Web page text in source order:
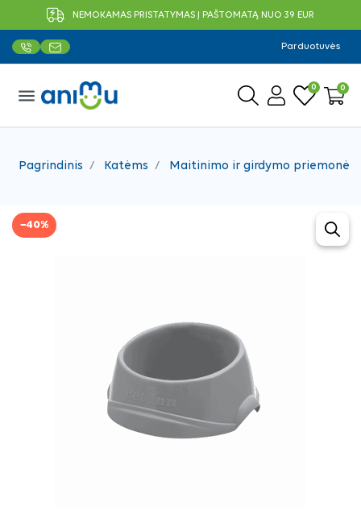
NEMOKAMAS PRISTATYMAS Į PAŠTOMATĄ NUO 39 EUR
Parduotuvės
menu 0 0
Pagrindinis Katėms Maitinimo ir girdymo priemonės
−40%